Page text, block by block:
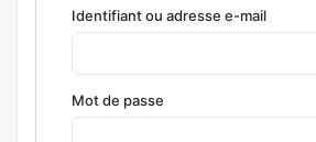
Identifiant ou adresse e-mail
Mot de passe